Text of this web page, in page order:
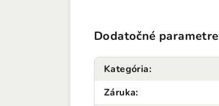
Dodatočné parametre
Kategória:
Záruka: